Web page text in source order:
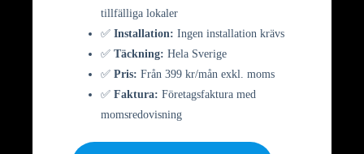
tillfälliga lokaler
✅ Installation: Ingen installation krävs
✅ Täckning: Hela Sverige
✅ Pris: Från 399 kr/mån exkl. moms
✅ Faktura: Företagsfaktura med
momsredovisning